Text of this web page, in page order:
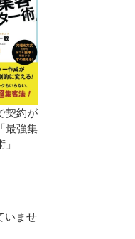
契約が
最強集
いませ